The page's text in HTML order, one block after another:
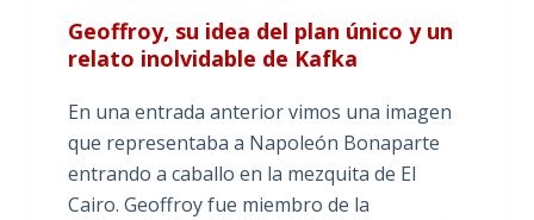
Geoffroy, su idea del plan único y un
relato inolvidable de Kafka
En una entrada anterior vimos una imagen
que representaba a Napoleón Bonaparte
entrando a caballo en la mezquita de El
Cairo. Geoffroy fue miembro de la